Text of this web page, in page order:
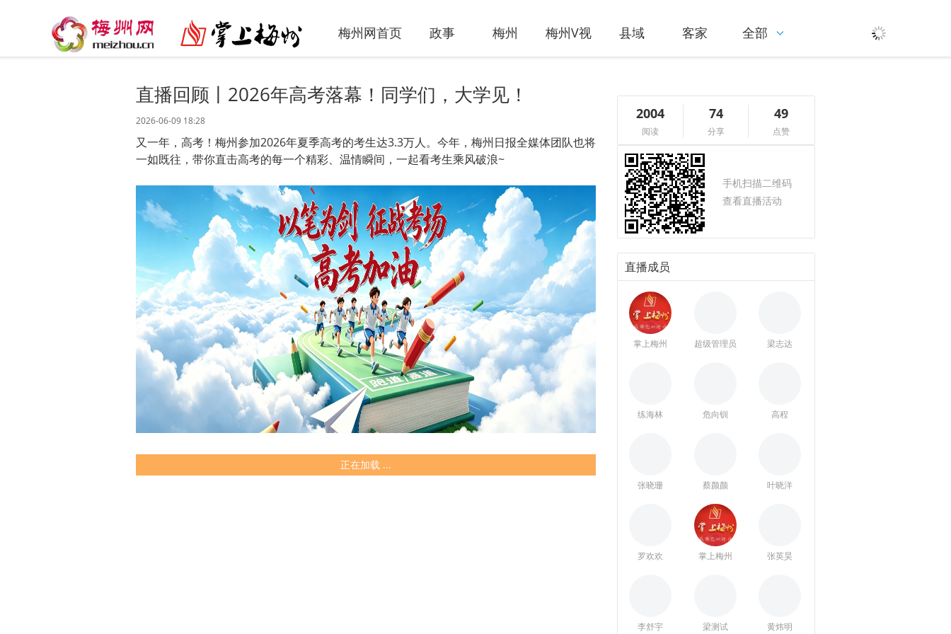
梅州网首页 政事 梅州 梅州V视 县域 客家 全部
2004
阅读
74
分享
49
点赞
手机扫描二维码
查看直播活动
直播成员
掌上梅州 超级管理员 梁志达
练海林 危向钏 高程
张晓珊 蔡颜颜 叶晓洋
罗欢欢 掌上梅州 张英昊
李舒宇 梁测试 黄炜明
直播回顾丨2026年高考落幕！同学们，大学见！
2026-06-09 18:28
又一年，高考！梅州参加2026年夏季高考的考生达3.3万人。今年，梅州日报全媒体团队也将
一如既往，带你直击高考的每一个精彩、温情瞬间，一起看考生乘风破浪~
正在加载 ...